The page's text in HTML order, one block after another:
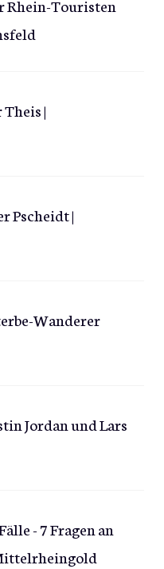
Rhein-Touristen
Theis |
Pscheidt |
Wanderer
Jordan und Lars
- 7 Fragen an